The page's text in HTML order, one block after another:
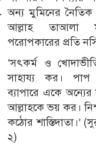
অন্য মুমিনের নৈতিক
আল্লাহ তাআলা
পরোপকারের প্রতি
‘সৎকর্ম ও
সাহায্য কর। পাপ
ব্যাপারে একে
আল্লাহকে ভয় কর।
কঠোর শাস্তিদাতা।’
২)